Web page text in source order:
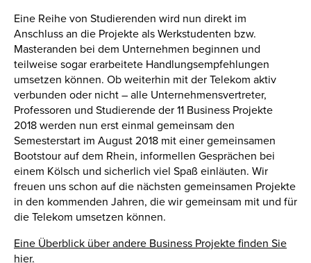
Eine Reihe von Studierenden wird nun direkt im
Anschluss an die Projekte als Werkstudenten bzw.
Masteranden bei dem Unternehmen beginnen und
teilweise sogar erarbeitete Handlungsempfehlungen
umsetzen können. Ob weiterhin mit der Telekom aktiv
verbunden oder nicht – alle Unternehmensvertreter,
Professoren und Studierende der 11 Business Projekte
2018 werden nun erst einmal gemeinsam den
Semesterstart im August 2018 mit einer gemeinsamen
Bootstour auf dem Rhein, informellen Gesprächen bei
einem Kölsch und sicherlich viel Spaß einläuten. Wir
freuen uns schon auf die nächsten gemeinsamen Projekte
in den kommenden Jahren, die wir gemeinsam mit und für
die Telekom umsetzen können.
Eine Überblick über andere Business Projekte finden Sie
hier.